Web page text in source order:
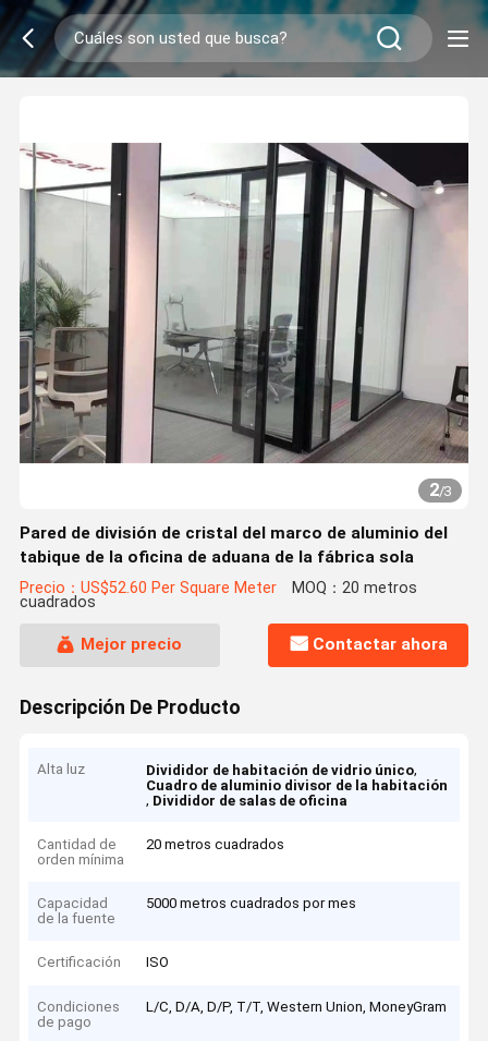
2/3
Pared de división de cristal del marco de aluminio del
tabique de la oficina de aduana de la fábrica sola
Precio：US$52.60 Per Square Meter MOQ：20 metros
cuadrados
Mejor precio Contactar ahora
Descripción De Producto
Alta luz Divididor de habitación de vidrio único,
Cuadro de aluminio divisor de la habitación
, Divididor de salas de oficina
Cantidad de
orden mínima
20 metros cuadrados
Capacidad
de la fuente
5000 metros cuadrados por mes
Certificación ISO
Condiciones
de pago
L/C, D/A, D/P, T/T, Western Union, MoneyGram